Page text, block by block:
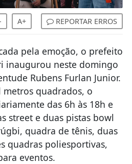
A+ REPORTAR ERROS
pela emoção, o prefeito
inaugurou neste domingo
Rubens Furlan Junior.
metros quadrados, o
das 6h às 18h e
street e duas pistas bowl
quadra de tênis, duas
quadras poliesportivas,
eventos.